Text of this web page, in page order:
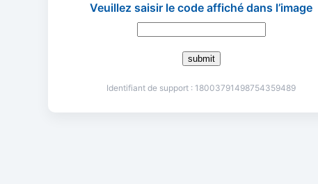
Veuillez saisir le code affiché dans l’image
submit
Identifiant de support : 18003791498754359489